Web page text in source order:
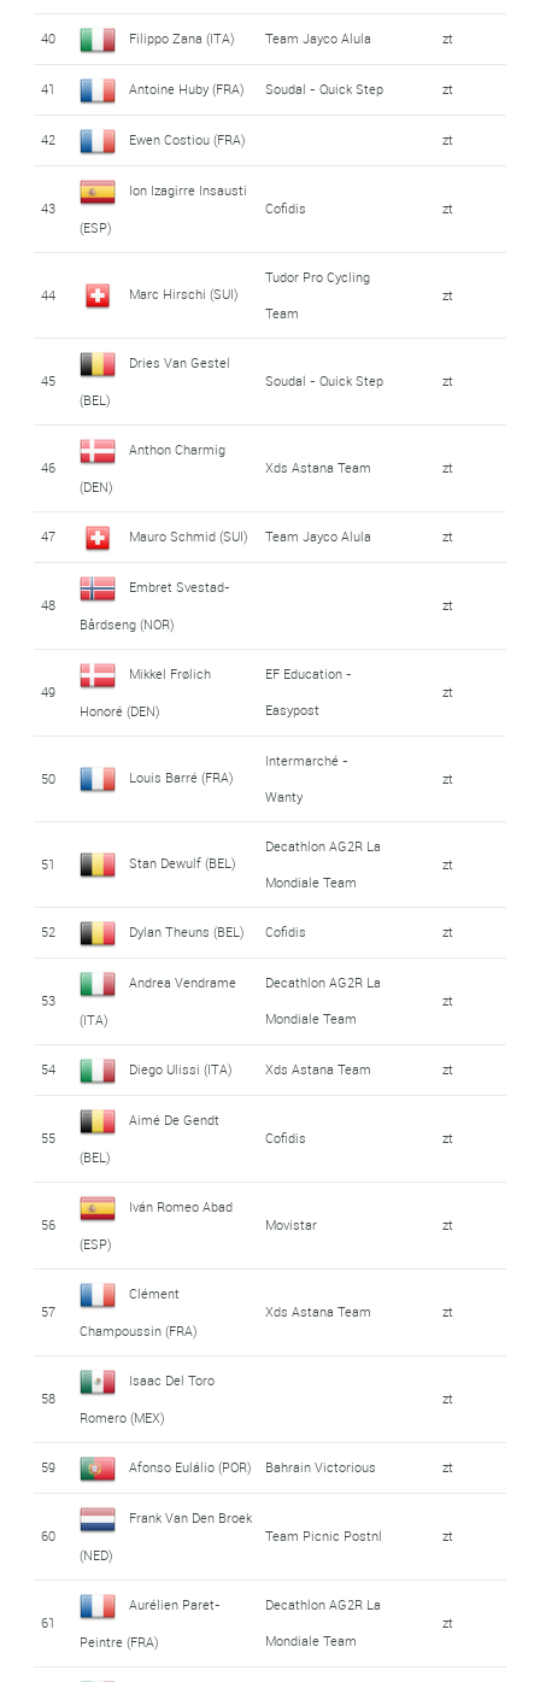
40 Filippo Zana (ITA) Team Jayco Alula zt
41 Antoine Huby (FRA) Soudal - Quick Step zt
42 Ewen Costiou (FRA) zt
43
Ion Izagirre Insausti
(ESP)
Cofidis zt
44 Marc Hirschi (SUI)
Tudor Pro Cycling
Team
zt
45
Dries Van Gestel
(BEL)
Soudal - Quick Step zt
46
Anthon Charmig
(DEN)
Xds Astana Team zt
47 Mauro Schmid (SUI) Team Jayco Alula zt
48
Embret Svestad-
Bårdseng (NOR)
zt
49
Mikkel Frølich
Honoré (DEN)
EF Education -
Easypost
zt
50 Louis Barré (FRA)
Intermarché -
Wanty
zt
51 Stan Dewulf (BEL)
Decathlon AG2R La
Mondiale Team
zt
52 Dylan Theuns (BEL) Cofidis zt
53
Andrea Vendrame
(ITA)
Decathlon AG2R La
Mondiale Team
zt
54 Diego Ulissi (ITA) Xds Astana Team zt
55
Aimé De Gendt
(BEL)
Cofidis zt
56
Iván Romeo Abad
(ESP)
Movistar zt
57
Clément
Champoussin (FRA)
Xds Astana Team zt
58
Isaac Del Toro
Romero (MEX)
zt
59 Afonso Eulálio (POR) Bahrain Victorious zt
60
Frank Van Den Broek
(NED)
Team Picnic Postnl zt
61
Aurélien Paret-
Peintre (FRA)
Decathlon AG2R La
Mondiale Team
zt